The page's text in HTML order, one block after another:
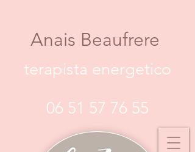
Anais Beaufrere
terapista energetico
06 51 57 76 55